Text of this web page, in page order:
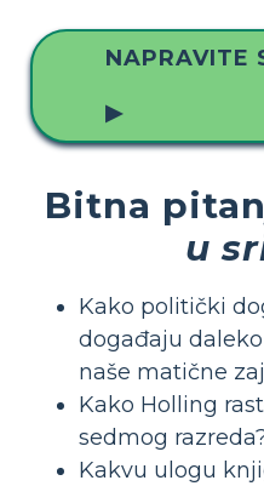
NAPRAVITE
▶
Bitna
u
Kako politički
događaju
naše matične
Kako Holling
sedmog
Kakvu ulogu